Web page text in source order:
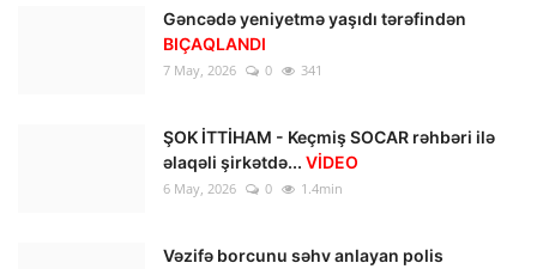
Gəncədə yeniyetmə yaşıdı tərəfindən
BIÇAQLANDI
7 May, 2026 0 341
ŞOK İTTİHAM - Keçmiş SOCAR rəhbəri ilə
əlaqəli şirkətdə... VİDEO
6 May, 2026 0 1.4min
Vəzifə borcunu səhv anlayan polis